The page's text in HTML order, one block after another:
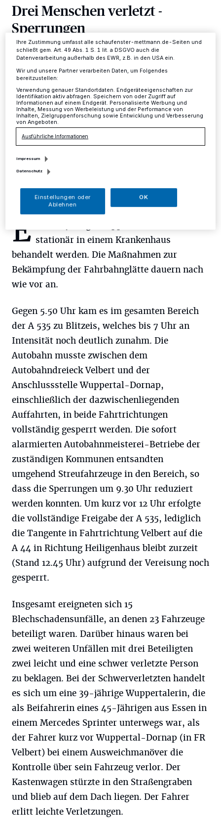
Drei Menschen verletzt -
Sperrungen
Kreis· Insgesamt 17 Verkehrsunfälle ereigneten sich
heute Morgen binnen weniger Stunden auf der A 535
zwischen Velbert und Wuppertal. Hierbei entstand ein
Sachschaden von mindestens 150.000 Euro und drei
Menschen wurden verletzt.
03.12.2014 , 13:21 Uhr
E stationär in einem Krankenhaus
behandelt werden. Die Maßnahmen zur
Bekämpfung der Fahrbahnglätte dauern nach
wie vor an.
Gegen 5.50 Uhr kam es im gesamten Bereich
der A 535 zu Blitzeis, welches bis 7 Uhr an
Intensität noch deutlich zunahm. Die
Autobahn musste zwischen dem
Autobahndreieck Velbert und der
Anschlussstelle Wuppertal-Dornap,
einschließlich der dazwischenliegenden
Auffahrten, in beide Fahrtrichtungen
vollständig gesperrt werden. Die sofort
alarmierten Autobahnmeisterei-Betriebe der
zuständigen Kommunen entsandten
umgehend Streufahrzeuge in den Bereich, so
dass die Sperrungen um 9.30 Uhr reduziert
werden konnten. Um kurz vor 12 Uhr erfolgte
die vollständige Freigabe der A 535, lediglich
die Tangente in Fahrtrichtung Velbert auf die
A 44 in Richtung Heiligenhaus bleibt zurzeit
(Stand 12.45 Uhr) aufgrund der Vereisung noch
gesperrt.
Insgesamt ereigneten sich 15
Blechschadensunfälle, an denen 23 Fahrzeuge
beteiligt waren. Darüber hinaus waren bei
zwei weiteren Unfällen mit drei Beteiligten
zwei leicht und eine schwer verletzte Person
zu beklagen. Bei der Schwerverletzten handelt
es sich um eine 39-jährige Wuppertalerin, die
als Beifahrerin eines 45-Jährigen aus Essen in
einem Mercedes Sprinter unterwegs war, als
der Fahrer kurz vor Wuppertal-Dornap (in FR
Velbert) bei einem Ausweichmanöver die
Kontrolle über sein Fahrzeug verlor. Der
Kastenwagen stürzte in den Straßengraben
und blieb auf dem Dach liegen. Der Fahrer
erlitt leichte Verletzungen.
ändern oder Ihre Einwilligung zu widerrufen, indem Sie auf den Link
Einstellungen oder Ablehnen am unteren Rand der Webseite klicken.
Informationen finden Sie in unserer Datenschutzerklärung.
Ihre Zustimmung umfasst alle schaufenster-mettmann.de-Seiten und
schließt gem. Art. 49 Abs. 1 S. 1 lit. a DSGVO auch die
Datenverarbeitung außerhalb des EWR, z.B. in den USA ein.
Wir und unsere Partner verarbeiten Daten, um Folgendes
bereitzustellen:
Verwendung genauer Standortdaten. Endgeräteeigenschaften zur
Identifikation aktiv abfragen. Speichern von oder Zugriff auf
Informationen auf einem Endgerät. Personalisierte Werbung und
Inhalte, Messung von Werbeleistung und der Performance von
Inhalten, Zielgruppenforschung sowie Entwicklung und Verbesserung
von Angeboten.
Ausführliche Informationen
Impressum
Datenschutz
Einstellungen oder
Ablehnen
OK